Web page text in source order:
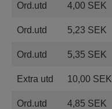
Ord.utd 4,00 SEK
Ord.utd 5,23 SEK
Ord.utd 5,35 SEK
Extra utd 10,00 SEK
Ord.utd 4,85 SEK